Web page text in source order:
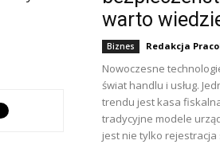
warto
Biznes Redakcja
Nowoczesne
świat handlu i usług.
trendu jest kasa
tradycyjne modele
jest nie tylko rejestracja